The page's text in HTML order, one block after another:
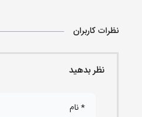
نظرات کاربران
نظر بدهید